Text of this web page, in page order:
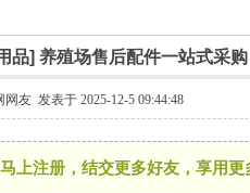
品] 养殖场售后配件一站式采
网友 发表于 2025-12-5 09:44:48
马上注册，结交更多好友，享用更